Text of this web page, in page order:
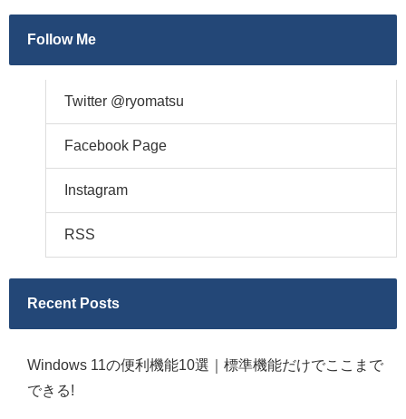
Follow Me
Twitter @ryomatsu
Facebook Page
Instagram
RSS
Recent Posts
Windows 11の便利機能10選｜標準機能だけでここまで
できる!